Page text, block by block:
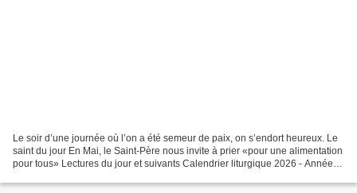
Le soir d’une journée où l’on a été semeur de paix, on s’endort heureux. Le
saint du jour En Mai, le Saint-Père nous invite à prier «pour une alimentation
pour tous» Lectures du jour et suivants Calendrier liturgique 2026 - Année A